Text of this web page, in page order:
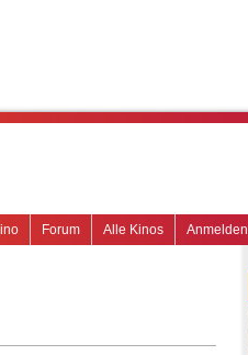
Anmelden
Alle Kinos
Forum